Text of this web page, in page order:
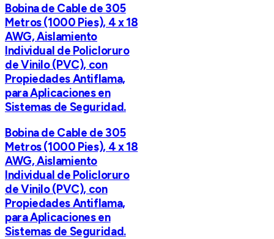
Bobina de Cable de 305
Metros (1000 Pies), 4 x 18
AWG, Aislamiento
Individual de Policloruro
de Vinilo (PVC), con
Propiedades Antiflama,
para Aplicaciones en
Sistemas de Seguridad.
Bobina de Cable de 305
Metros (1000 Pies), 4 x 18
AWG, Aislamiento
Individual de Policloruro
de Vinilo (PVC), con
Propiedades Antiflama,
para Aplicaciones en
Sistemas de Seguridad.